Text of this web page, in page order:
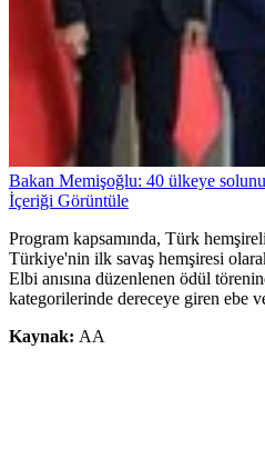
Bakan Memişoğlu: 40 ülkeye
İçeriği Görüntüle
Program kapsamında, Türk
Türkiye'nin ilk savaş hemşiresi
Elbi anısına düzenlenen ödül
kategorilerinde dereceye giren ebe
Kaynak: AA